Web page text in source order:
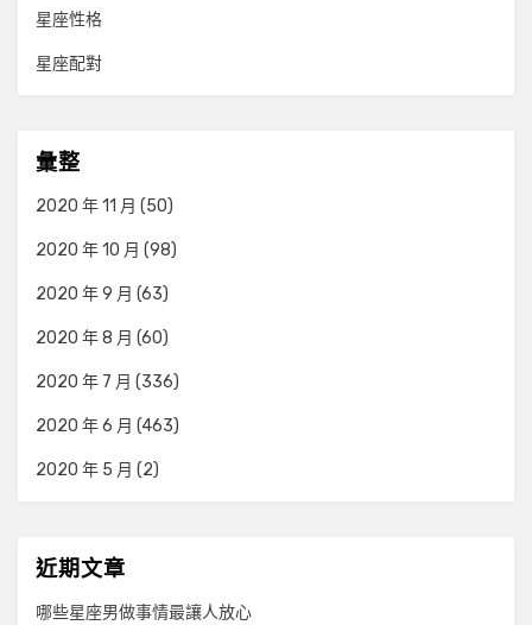
星座性格
星座配對
彙整
2020 年 11 月 (50)
2020 年 10 月 (98)
2020 年 9 月 (63)
2020 年 8 月 (60)
2020 年 7 月 (336)
2020 年 6 月 (463)
2020 年 5 月 (2)
近期文章
哪些星座男做事情最讓人放心